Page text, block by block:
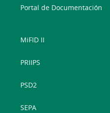
Portal de Documentación
MiFID II
PRIIPS
PSD2
SEPA